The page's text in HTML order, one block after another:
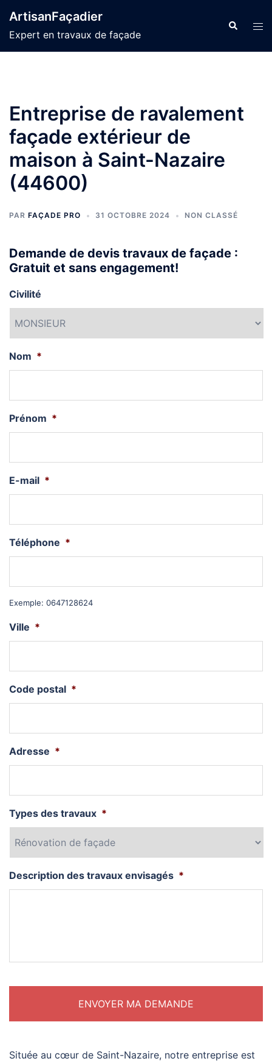
au
contenu
ArtisanFaçadier
Expert en travaux de façade
Entreprise de ravalement
façade extérieur de
maison à Saint-Nazaire
(44600)
PAR FAÇADE PRO 31 OCTOBRE 2024 NON CLASSÉ
Demande de devis travaux de façade :
Gratuit et sans engagement!
Civilité
Nom *
Prénom *
E-mail *
Téléphone *
Exemple: 0647128624
Ville *
Code postal *
Adresse *
Types des travaux *
Description des travaux envisagés *
Située au cœur de Saint-Nazaire, notre entreprise est